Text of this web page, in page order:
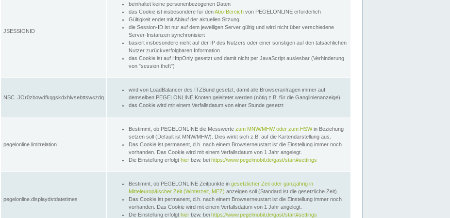
JSESSIONID
beinhaltet keine personenbezogenen Daten
das Cookie ist insbesondere für denAbo-Bereich von PEGELONLINE erforderlich
Gültigkeit endet mit Ablauf der aktuellen Sitzung
die Session-ID ist nur auf dem jeweiligen Server gültig und wird nicht über verschiedene
Server-Instanzen synchronisiert
basiert insbesondere nicht auf der IP des Nutzers oder einer sonstigen auf den tatsächlichen
Nutzer zurückverfolgbaren Information
das Cookie ist auf HttpOnly gesetzt und damit nicht per JavaScript auslesbar (Verhinderung
von "session theft")
NSC_JOr0zbowdfkqgskdxhlvsebttswszdq
wird von LoadBalancer des ITZBund gesetzt, damit alle Browseranfragen immer auf
demselben PEGELONLINE Knoten geleitetet werden (nötig z.B. für die Ganglinienanzeige)
das Cookie wird mit einem Verfallsdatum von einer Stunde gesetzt
pegelonline.limitrelation
Bestimmt, ob PEGELONLINE die Messwerte zum MNW/MHW oder zum HSWin Beziehung
setzen soll (Default ist MNW/MHW). Dies wirkt sich z.B. auf die Kartendarstellung aus.
Das Cookie ist permanent, d.h. nach einem Browserneustart ist die Einstellung immer noch
vorhanden. Das Cookie wird mit einem Verfallsdatum von 1 Jahr angelegt.
Die Einstellung erfolgt hier bzw. bei https://www.pegelmobil.de/gast/start#settings
pegelonline.displaydstdatetimes
Bestimmt, ob PEGELONLINE Zeitpunkte in gesetzlicher Zeit oder ganzjährig in
Mitteleuropäischer Zeit (Winterzeit, MEZ) anzeigen soll (Standard ist die gesetzliche Zeit).
Das Cookie ist permanent, d.h. nach einem Browserneustart ist die Einstellung immer noch
vorhanden. Das Cookie wird mit einem Verfallsdatum von 1 Jahr angelegt.
Die Einstellung erfolgt hier bzw. bei https://www.pegelmobil.de/gast/start#settings